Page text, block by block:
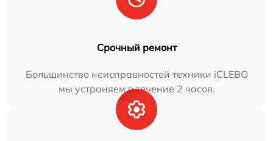
Срочный ремонт
Большинство неисправностей техники iCLEBO
мы устраняем в течение 2 часов.